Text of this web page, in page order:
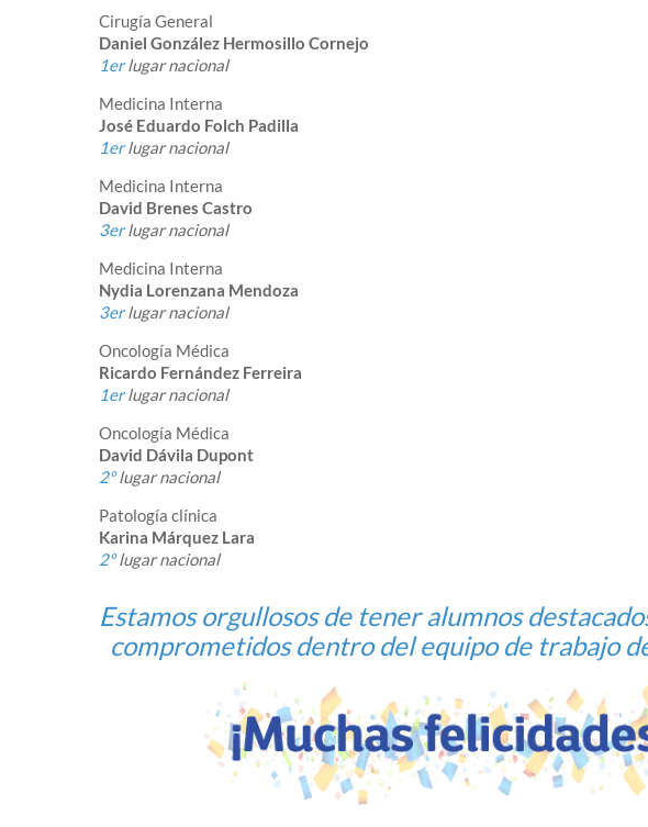
Cirugía General
Daniel González Hermosillo Cornejo
1erlugar nacional
Medicina Interna
José Eduardo Folch Padilla
1erlugar nacional
Medicina Interna
David Brenes Castro
3erlugar nacional
Medicina Interna
Nydia Lorenzana Mendoza
3erlugar nacional
Oncología Médica
Ricardo Fernández Ferreira
1erlugar nacional
Oncología Médica
David Dávila Dupont
2ºlugar nacional
Patología clínica
Karina Márquez Lara
2ºlugar nacional
Estamos orgullosos de tener alumnos
comprometidos dentro del equipo de trabajo